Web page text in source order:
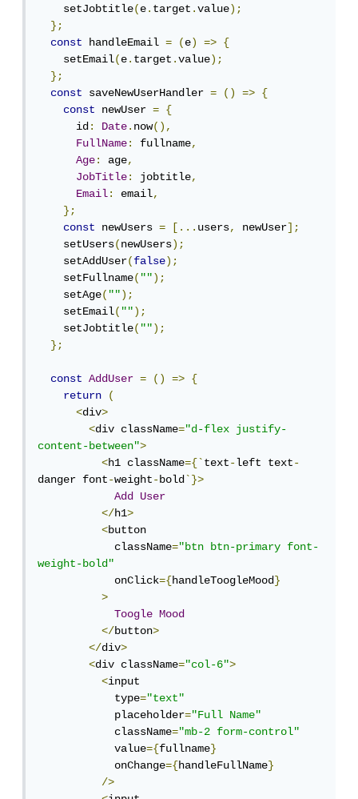
    setJobtitle
(e.target.value);
};
const
handleEmail = (e) =>
{
    setEmail
(e.target.value);
};
const
saveNewUserHandler = () =>
{
const
newUser =
{
      id
: Date.now(),
FullName: fullname,
Age: age,
JobTitle: jobtitle,
Email: email,
};
const
newUsers = [...users, newUser];
    setUsers
(newUsers);
    setAddUser
(false);
    setFullname
("");
    setAge
("");
    setEmail
("");
    setJobtitle
("");
};
const AddUser = () =>
{
return
(
<div>
<div className="d-flex justify-
content-between">
<h1 className={`text-left text-
danger font-weight-bold`}>
Add
User
</h1>
<button
            className
="btn btn-primary font-
weight-bold"
            onClick
={handleToogleMood}
>
Toogle
Mood
</button>
</div>
<div className="col-6">
<input
            type
="text"
            placeholder
="Full Name"
            className
="mb-2 form-control"
            value
={fullname}
            onChange
={handleFullName}
/>